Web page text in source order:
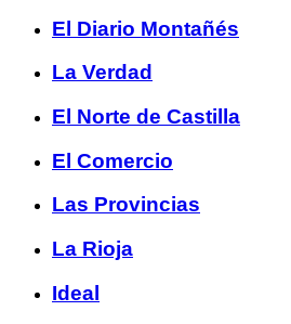
El Diario Montañés
La Verdad
El Norte de Castilla
El Comercio
Las Provincias
La Rioja
Ideal